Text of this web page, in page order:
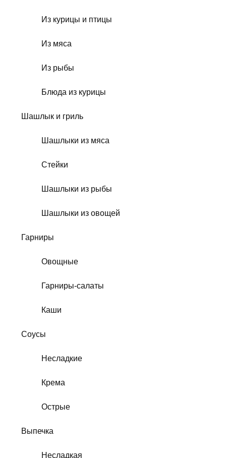
Из курицы и птицы
Из мяса
Из рыбы
Блюда из курицы
Шашлык и гриль
Шашлыки из мяса
Стейки
Шашлыки из рыбы
Шашлыки из овощей
Гарниры
Овощные
Гарниры-салаты
Каши
Соусы
Несладкие
Крема
Острые
Выпечка
Несладкая